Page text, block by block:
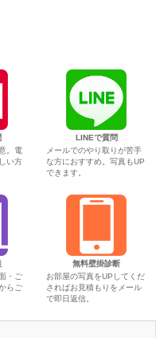
。電
い方
LINEで質問
メールでのやり取りが苦手
な方におすすめ。写真もUP
できます。
・ご
らご
無料壁掛診断
お部屋の写真をUPしてくだ
さればお見積もりをメール
で即日返信。